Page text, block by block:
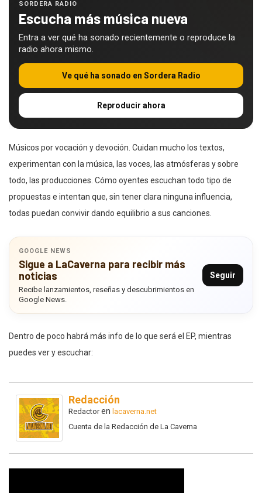
SORDERA RADIO
Escucha más música nueva
Entra a ver qué ha sonado recientemente o reproduce la
radio ahora mismo.
Ve qué ha sonado en Sordera Radio
Reproducir ahora
Músicos por vocación y devoción. Cuidan mucho los textos,
experimentan con la música, las voces, las atmósferas y sobre
todo, las producciones. Cómo oyentes escuchan todo tipo de
propuestas e intentan que, sin tener clara ninguna influencia,
todas puedan convivir dando equilibrio a sus canciones.
GOOGLE NEWS
Sigue a LaCaverna para recibir más
noticias
Recibe lanzamientos, reseñas y descubrimientos en
Google News.
Seguir
Dentro de poco habrá más info de lo que será el EP, mientras
puedes ver y escuchar:
Redacción
Redactoren lacaverna.net
Cuenta de la Redacción de La Caverna